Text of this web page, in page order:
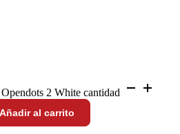
2 White cantidad
Añadir al carrito